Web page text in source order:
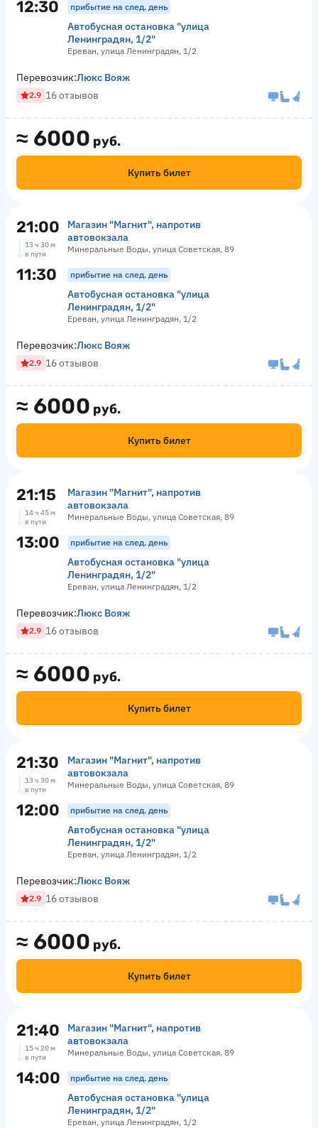
12:30 прибытие на след. день
Автобусная остановка "улица
Ленинградян, 1/2"
Ереван, улица Ленинградян, 1/2
≈ 6000 руб.
Купить билет
Перевозчик:Люкс Вояж
2.9 16 отзывов
21:00
Магазин "Магнит", напротив
автовокзала
Минеральные Воды, улица Советская, 89
13 ч 30 м
в пути
11:30 прибытие на след. день
Автобусная остановка "улица
Ленинградян, 1/2"
Ереван, улица Ленинградян, 1/2
≈ 6000 руб.
Купить билет
Перевозчик:Люкс Вояж
2.9 16 отзывов
21:15
Магазин "Магнит", напротив
автовокзала
Минеральные Воды, улица Советская, 89
14 ч 45 м
в пути
13:00 прибытие на след. день
Автобусная остановка "улица
Ленинградян, 1/2"
Ереван, улица Ленинградян, 1/2
≈ 6000 руб.
Купить билет
Перевозчик:Люкс Вояж
2.9 16 отзывов
21:30
Магазин "Магнит", напротив
автовокзала
Минеральные Воды, улица Советская, 89
13 ч 30 м
в пути
12:00 прибытие на след. день
Автобусная остановка "улица
Ленинградян, 1/2"
Ереван, улица Ленинградян, 1/2
≈ 6000 руб.
Купить билет
Перевозчик:Люкс Вояж
2.9 16 отзывов
21:40
Магазин "Магнит", напротив
автовокзала
Минеральные Воды, улица Советская, 89
15 ч 20 м
в пути
14:00 прибытие на след. день
Автобусная остановка "улица
Ленинградян, 1/2"
Ереван, улица Ленинградян, 1/2